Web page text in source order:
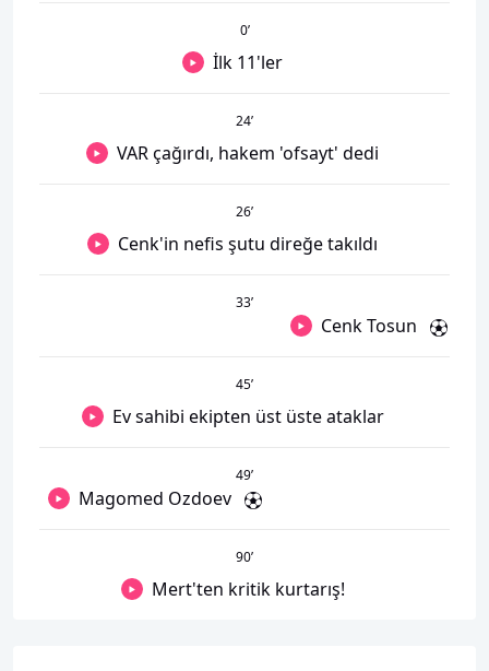
0’
İlk 11'ler
24’
VAR çağırdı, hakem 'ofsayt' dedi
26’
Cenk'in nefis şutu direğe takıldı
33’
Cenk Tosun
45’
Ev sahibi ekipten üst üste ataklar
49’
Magomed Ozdoev
90’
Mert'ten kritik kurtarış!